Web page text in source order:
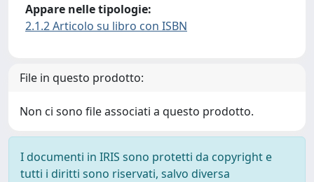
Appare nelle tipologie:
2.1.2 Articolo su libro con ISBN
File in questo prodotto:
Non ci sono file associati a questo prodotto.
I documenti in IRIS sono protetti da copyright e
tutti i diritti sono riservati, salvo diversa